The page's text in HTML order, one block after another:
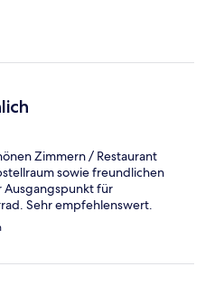
Zimmern / Restaurant
sowie freundlichen
Ausgangspunkt für
Sehr empfehlenswert.